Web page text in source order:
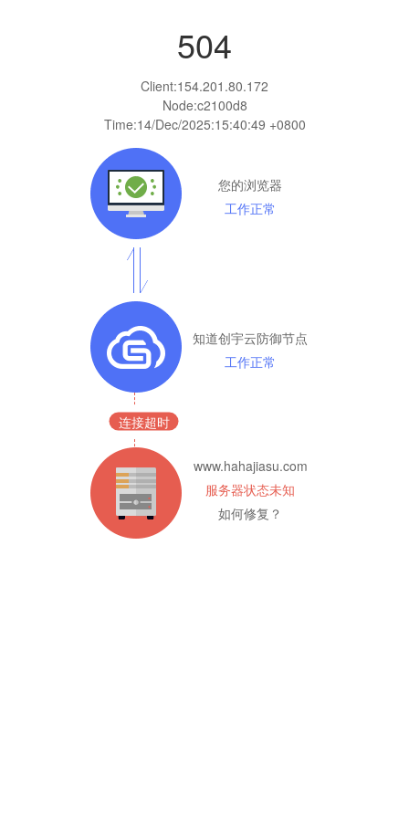
504
Client:154.201.80.172
Node:c2100d8
Time:14/Dec/2025:15:40:49 +0800
您的浏览器
工作正常
知道创宇云防御节点
工作正常
连接超时
www.hahajiasu.com
服务器状态未知
如何修复？